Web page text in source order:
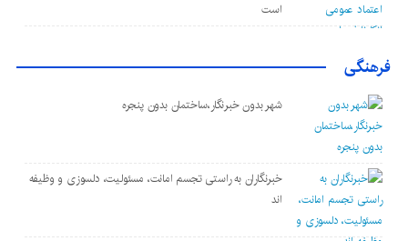
است
فرهنگی
شهر بدون خبرنگار،ساختمان بدون پنجره
خبرنگاران به راستی تجسم امانت، مسئولیت، دلسوزی و وظیفه
اند